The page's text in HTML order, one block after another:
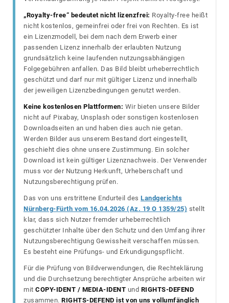
„Royalty-free“ bedeutet nicht lizenzfrei: Royalty-free heißt
nicht kostenlos, gemeinfrei oder frei von Rechten. Es ist
ein Lizenzmodell, bei dem nach dem Erwerb einer
passenden Lizenz innerhalb der erlaubten Nutzung
grundsätzlich keine laufenden nutzungsabhängigen
Folgegebühren anfallen. Das Bild bleibt urheberrechtlich
geschützt und darf nur mit gültiger Lizenz und innerhalb
der jeweiligen Lizenzbedingungen genutzt werden.
Keine kostenlosen Plattformen: Wir bieten unsere Bilder
nicht auf Pixabay, Unsplash oder sonstigen kostenlosen
Downloadseiten an und haben dies auch nie getan.
Werden Bilder aus unserem Bestand dort eingestellt,
geschieht dies ohne unsere Zustimmung. Ein solcher
Download ist kein gültiger Lizenznachweis. Der Verwender
muss vor der Nutzung Herkunft, Urheberschaft und
Nutzungsberechtigung prüfen.
Das von uns erstrittene Endurteil des Landgerichts
Nürnberg-Fürth vom 16.04.2026 (Az. 19 O 1359/25) stellt
klar, dass sich Nutzer fremder urheberrechtlich
geschützter Inhalte über den Schutz und den Umfang ihrer
Nutzungsberechtigung Gewissheit verschaffen müssen.
Es besteht eine Prüfungs- und Erkundigungspflicht.
Für die Prüfung von Bildverwendungen, die Rechteklärung
und die Durchsetzung berechtigter Ansprüche arbeiten wir
mit COPY-IDENT / MEDIA-IDENT und RIGHTS-DEFEND
zusammen. RIGHTS-DEFEND ist von uns vollumfänglich